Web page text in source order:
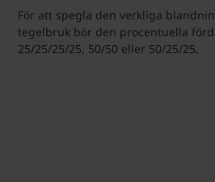
För att spegla den verkliga
tegelbruk bör den procentuella
25/25/25/25, 50/50 eller 50/25/25.